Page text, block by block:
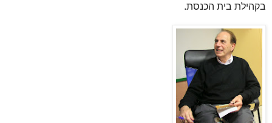
בקהילת בית הכנסת.